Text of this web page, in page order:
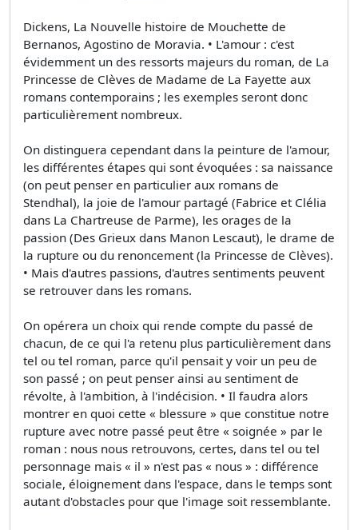
Dickens, La Nouvelle histoire de Mouchette de
Bernanos, Agostino de Moravia. • L'amour : c'est
évidemment un des ressorts majeurs du roman, de La
Princesse de Clèves de Madame de La Fayette aux
romans contemporains ; les exemples seront donc
particulièrement nombreux.
On distinguera cependant dans la peinture de l'amour,
les différentes étapes qui sont évoquées : sa naissance
(on peut penser en particulier aux romans de
Stendhal), la joie de l'amour partagé (Fabrice et Clélia
dans La Chartreuse de Parme), les orages de la
passion (Des Grieux dans Manon Lescaut), le drame de
la rupture ou du renoncement (la Princesse de Clèves).
• Mais d'autres passions, d'autres sentiments peuvent
se retrouver dans les romans.
On opérera un choix qui rende compte du passé de
chacun, de ce qui l'a retenu plus particulièrement dans
tel ou tel roman, parce qu'il pensait y voir un peu de
son passé ; on peut penser ainsi au sentiment de
révolte, à l'ambition, à l'indécision. • Il faudra alors
montrer en quoi cette « blessure » que constitue notre
rupture avec notre passé peut être « soignée » par le
roman : nous nous retrouvons, certes, dans tel ou tel
personnage mais « il » n'est pas « nous » : différence
sociale, éloignement dans l'espace, dans le temps sont
autant d'obstacles pour que l'image soit ressemblante.